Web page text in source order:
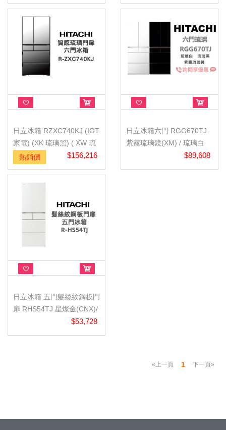
日立冰箱 RZXC740KJ (IOT
家電) (XK 琉璃黑) ( XW 琉
璃...
$156,216
熱銷價
日立冰箱六門 RGG670TJ
紫霧琉璃鏡(XM) / 琉璃白
$89,608
日立冰箱 五門髮絲紋鋼板門
扉 RHS54TJ 星燦金(CNX)/
$53,728
«上一頁 1 下一頁»